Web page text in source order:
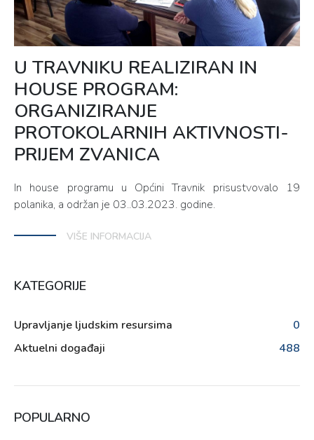
U TRAVNIKU REALIZIRAN IN
HOUSE PROGRAM:
ORGANIZIRANJE
PROTOKOLARNIH AKTIVNOSTI-
PRIJEM ZVANICA
In house programu u Općini Travnik prisustvovalo 19
polanika, a održan je 03..03.2023. godine.
VIŠE INFORMACIJA
KATEGORIJE
Upravljanje ljudskim resursima
0
Aktuelni događaji
488
POPULARNO